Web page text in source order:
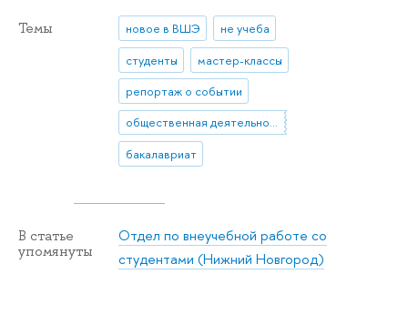
Темы новое в ВШЭ
не учеба
студенты
мастер-классы
репортаж о событии
общественная деятельность
бакалавриат
В статье
упомянуты
Отдел по внеучебной работе со
студентами (Нижний Новгород)